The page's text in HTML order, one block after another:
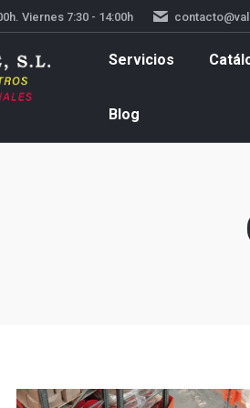
Viernes 7:30 - 14:00h
Servicios
Blog
Catálogos Vestuario